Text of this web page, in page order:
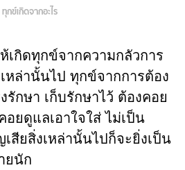
ทุกข์เกิดจากอะไร
เกิดทุกข์จากความกลัวการ
หล่านั้นไป ทุกข์จากการต้อง
กษา เก็บรักษาไว้ ต้องคอย
ยดูแลเอาใจใส่ ไม่เป็น
สียสิ่งเหล่านั้นไปก็จะยิ่งเป็น
ยนัก